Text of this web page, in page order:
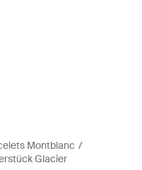
Montblanc
Glacier